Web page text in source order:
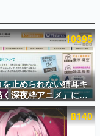
10395
を止められない猫耳キ
く深夜枠アニメ」に視
から批判意見。違法
と思しき描写も含め
が議論を交わす
8140